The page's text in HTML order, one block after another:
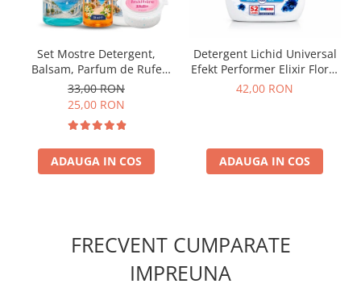
Set Mostre Detergent,
Balsam, Parfum de Rufe
Corfu Breeze si Sare
Inalbire Delia – 4 buc (100
33,00 RON
25,00 RON
ADAUGA IN COS
Detergent Lichid Universal
Efekt Performer Elixir Floral
1.82 L
42,00 RON
ADAUGA IN COS
FRECVENT CUMPARATE
IMPREUNA